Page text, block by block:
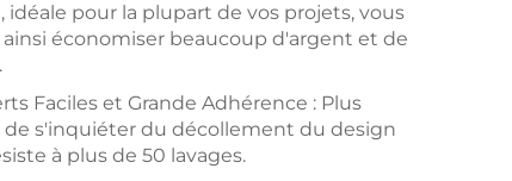
idéale pour la plupart de vos projets, vous
ainsi économiser beaucoup d'argent et de
Faciles et Grande Adhérence : Plus
de s'inquiéter du décollement du design
à plus de 50 lavages.